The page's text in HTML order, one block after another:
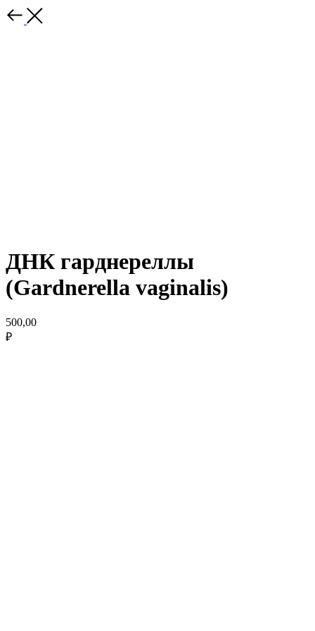
ДНК гарднереллы
(Gardnerella vaginalis)
500,00
₽